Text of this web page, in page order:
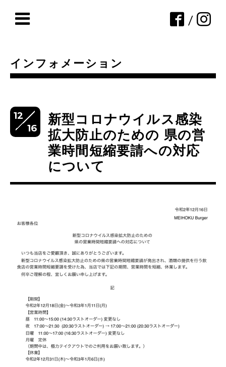
/
インフォメーション
12
16
新型コロナウイルス感染
拡大防止のための 県の営
業時間短縮要請への対応
について